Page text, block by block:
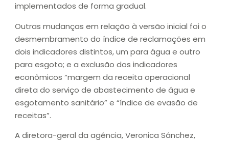
implementados de forma gradual.
Outras mudanças em relação à versão inicial foi o
desmembramento do índice de reclamações em
dois indicadores distintos, um para água e outro
para esgoto; e a exclusão dos indicadores
econômicos “margem da receita operacional
direta do serviço de abastecimento de água e
esgotamento sanitário” e “índice de evasão de
receitas”.
A diretora-geral da agência, Veronica Sánchez,